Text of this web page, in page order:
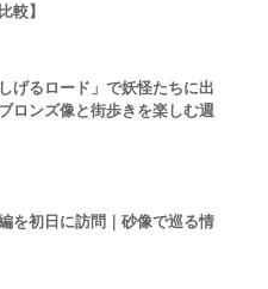
較】
げるロード」で妖怪たちに出
ロンズ像と街歩きを楽しむ週
を初日に訪問｜砂像で巡る情